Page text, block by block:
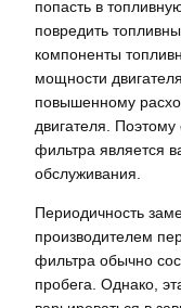
попасть в
повредить
компоненты
мощности
повышенному
двигателя.
фильтра является
обслуживания.
Периодичность
производителем
фильтра обычно
пробега. Однако,